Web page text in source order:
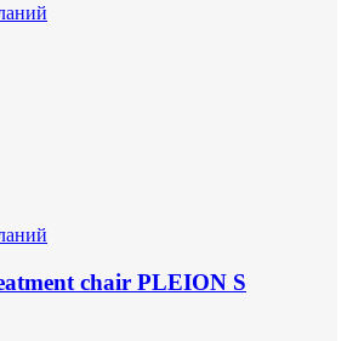
chair PLEION S